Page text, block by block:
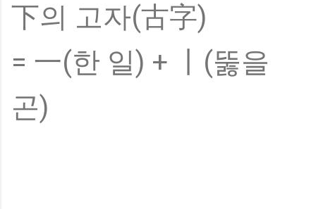
下의 고자(古字)
= 一(한 일) + 丨(뚫을
곤)